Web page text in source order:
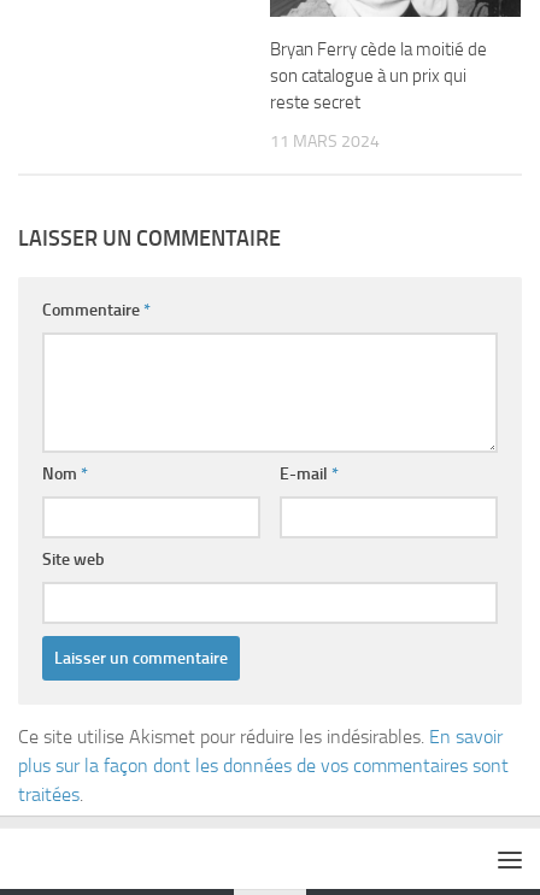
Bryan Ferry cède la moitié de
son catalogue à un prix qui
reste secret
11 MARS 2024
LAISSER UN COMMENTAIRE
Commentaire*
Nom * E-mail *
Site web
Ce site utilise Akismet pour réduire les indésirables. En savoir
plus sur la façon dont les données de vos commentaires sont
traitées.